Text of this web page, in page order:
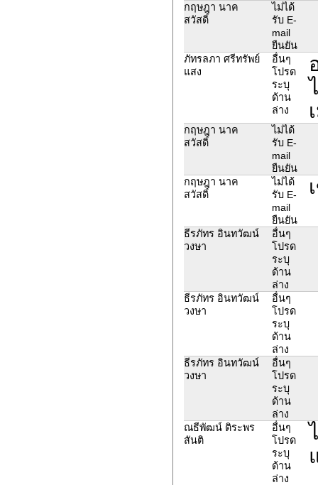
กฤษฎา นาค
สวัสดิ์
ไม่ได้
รับ E-
mail
ยืนยัน
ภัทรลภา ศรีทรัพย์
แสง
อื่นๆ
โปรด
ระบุ
ด้าน
ล่าง
กฤษฎา นาค
สวัสดิ์
ไม่ได้
รับ E-
mail
ยืนยัน
กฤษฎา นาค
สวัสดิ์
ไม่ได้
รับ E-
mail
ยืนยัน
ธีรภัทร อินทวัฒน์
วงษา
อื่นๆ
โปรด
ระบุ
ด้าน
ล่าง
ธีรภัทร อินทวัฒน์
วงษา
อื่นๆ
โปรด
ระบุ
ด้าน
ล่าง
ธีรภัทร อินทวัฒน์
วงษา
อื่นๆ
โปรด
ระบุ
ด้าน
ล่าง
ณธีพัฒน์ ติระพร
สันติ
อื่นๆ
โปรด
ระบุ
ด้าน
ล่าง